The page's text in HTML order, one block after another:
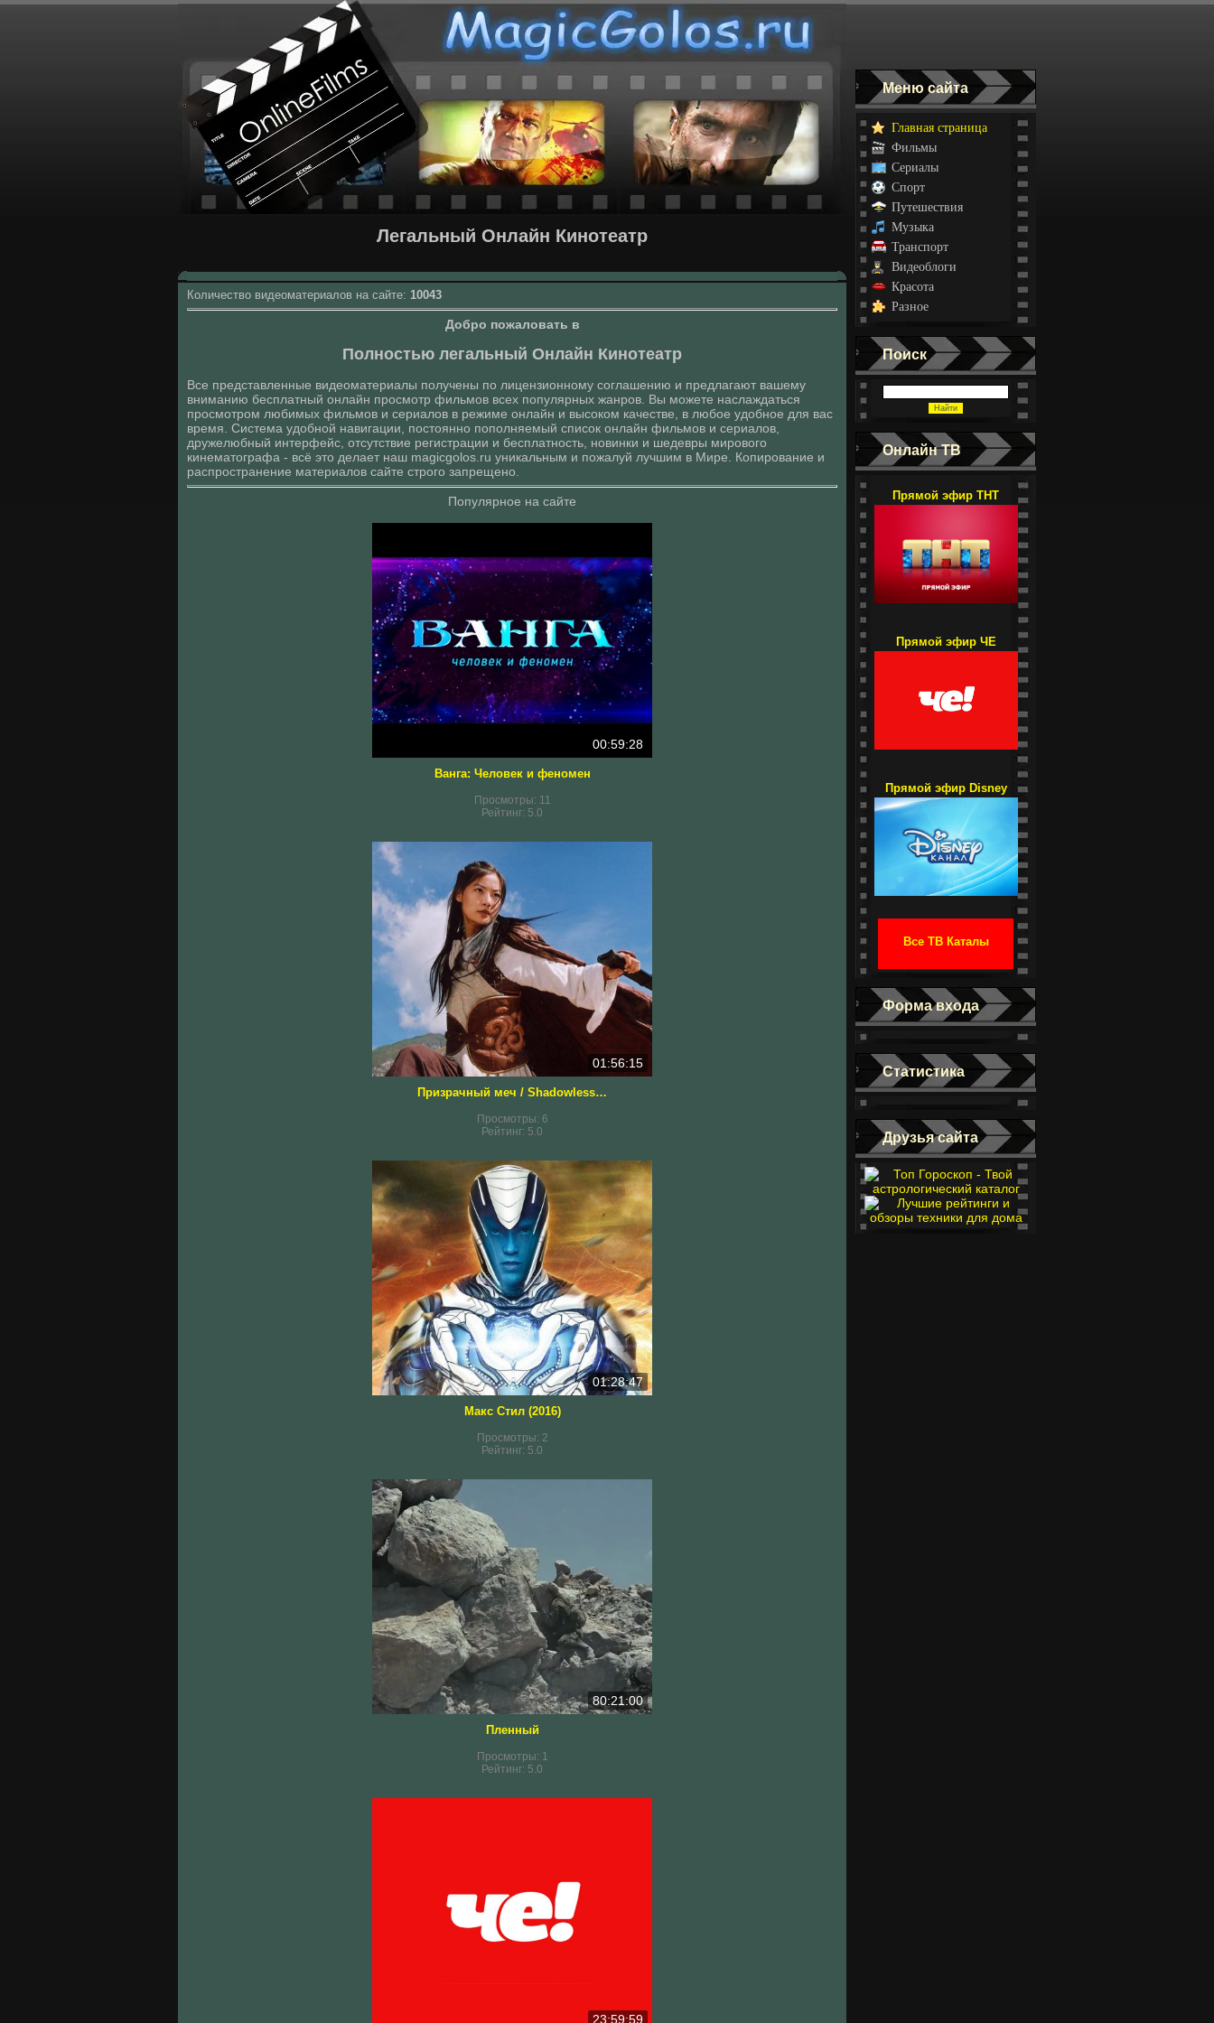
Легальный Онлайн Кинотеатр
Количество видеоматериалов на сайте: 10043
Добро пожаловать в
Полностью легальный Онлайн Кинотеатр
Все представленные видеоматериалы получены по лицензионному соглашению и предлагают вашему
вниманию бесплатный онлайн просмотр фильмов всех популярных жанров. Вы можете наслаждаться
просмотром любимых фильмов и сериалов в режиме онлайн и высоком качестве, в любое удобное для вас
время. Система удобной навигации, постоянно пополняемый список онлайн фильмов и сериалов,
дружелюбный интерфейс, отсутствие регистрации и бесплатность, новинки и шедевры мирового
кинематографа - всё это делает наш magicgolos.ru уникальным и пожалуй лучшим в Мире. Копирование и
распространение материалов сайте строго запрещено.
Популярное на сайте
00:59:28
Ванга: Человек и феномен
Просмотры: 11
Рейтинг: 5.0
01:56:15
Призрачный меч / Shadowless Sword (2005)
Просмотры: 6
Рейтинг: 5.0
01:28:47
Макс Стил (2016)
Просмотры: 2
Рейтинг: 5.0
80:21:00
Пленный
Просмотры: 1
Рейтинг: 5.0
23:59:59
Меню сайта
Главная страница
Фильмы
Сериалы
Спорт
Путешествия
Музыка
Транспорт
Видеоблоги
Красота
Разное
Поиск
Онлайн ТВ
Прямой эфир ТНТ
Прямой эфир ЧЕ
Прямой эфир Disney
Все ТВ Каталы
Форма входа
Статистика
Друзья сайта